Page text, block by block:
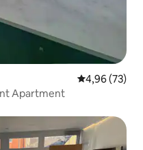
Scor mediu
4,96 (73)
Apartment
oaspeților